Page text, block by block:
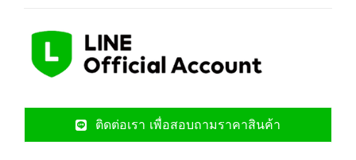
ติดต่อเรา เพื่อสอบถามราคาสินค้า